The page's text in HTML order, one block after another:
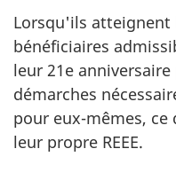
Lorsqu'ils atteignent
bénéficiaires
leur 21e
démarches
pour eux-mêmes,
leur propre REEE.